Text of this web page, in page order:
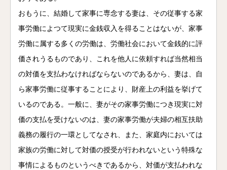
おもうに、結婚して家事に専念する妻は、その従事する家
事労働によつて現実に金銭収入を得ることはないが、家事
労働に属する多くの労働は、労働社会において金銭的に評
価されうるものであり、これを他人に依頼すれば当然相当
の対価を支払わなければならないのであるから、妻は、自
ら家事労働に従事することにより、財産上の利益を挙げて
いるのである。一般に、妻がその家事労働につき現実に対
価の支払を受けないのは、妻の家事労働が夫婦の相互扶助
義務の履行の一環としてなされ、また、家庭内においては
家族の労働に対して対価の授受が行われないという特殊な
事情によるものというべきであるから、対価が支払われな